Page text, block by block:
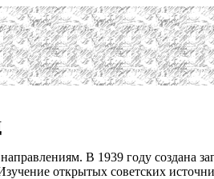
В 1939 году создана
открытых советских